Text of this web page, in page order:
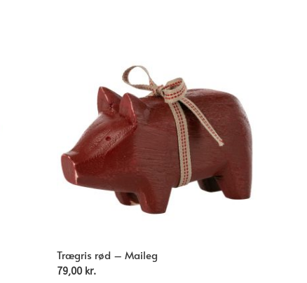
Trægris rød – Maileg
79,00 kr.